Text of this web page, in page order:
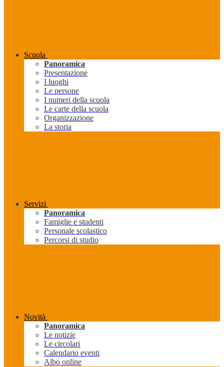
Scuola
Panoramica
Presentazione
I luoghi
Le persone
I numeri della scuola
Le carte della scuola
Organizzazione
La storia
Servizi
Panoramica
Famiglie e studenti
Personale scolastico
Percorsi di studio
Novità
Panoramica
Le notizie
Le circolari
Calendario eventi
Albo online